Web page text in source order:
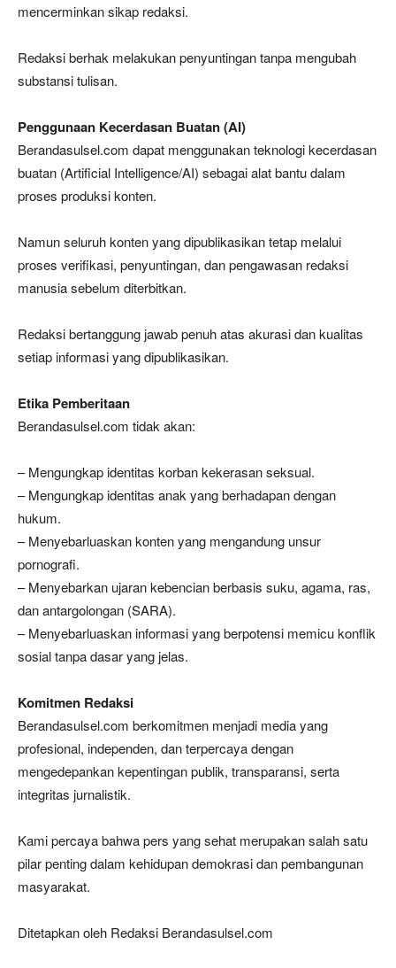
mencerminkan sikap redaksi.
Redaksi berhak melakukan penyuntingan tanpa mengubah
substansi tulisan.
Penggunaan Kecerdasan Buatan (AI)
Berandasulsel.com dapat menggunakan teknologi kecerdasan
buatan (Artificial Intelligence/AI) sebagai alat bantu dalam
proses produksi konten.
Namun seluruh konten yang dipublikasikan tetap melalui
proses verifikasi, penyuntingan, dan pengawasan redaksi
manusia sebelum diterbitkan.
Redaksi bertanggung jawab penuh atas akurasi dan kualitas
setiap informasi yang dipublikasikan.
Etika Pemberitaan
Berandasulsel.com tidak akan:
– Mengungkap identitas korban kekerasan seksual.
– Mengungkap identitas anak yang berhadapan dengan
hukum.
– Menyebarluaskan konten yang mengandung unsur
pornografi.
– Menyebarkan ujaran kebencian berbasis suku, agama, ras,
dan antargolongan (SARA).
– Menyebarluaskan informasi yang berpotensi memicu konflik
sosial tanpa dasar yang jelas.
Komitmen Redaksi
Berandasulsel.com berkomitmen menjadi media yang
profesional, independen, dan terpercaya dengan
mengedepankan kepentingan publik, transparansi, serta
integritas jurnalistik.
Kami percaya bahwa pers yang sehat merupakan salah satu
pilar penting dalam kehidupan demokrasi dan pembangunan
masyarakat.
Ditetapkan oleh Redaksi Berandasulsel.com